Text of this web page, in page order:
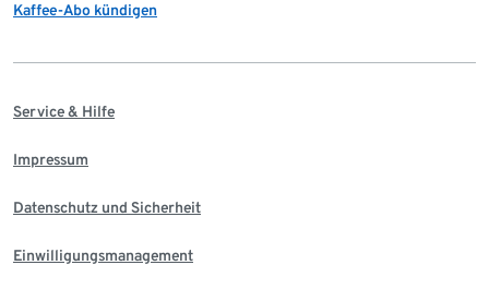
Kaffee-Abo kündigen
Service & Hilfe
Impressum
Datenschutz und Sicherheit
Einwilligungsmanagement